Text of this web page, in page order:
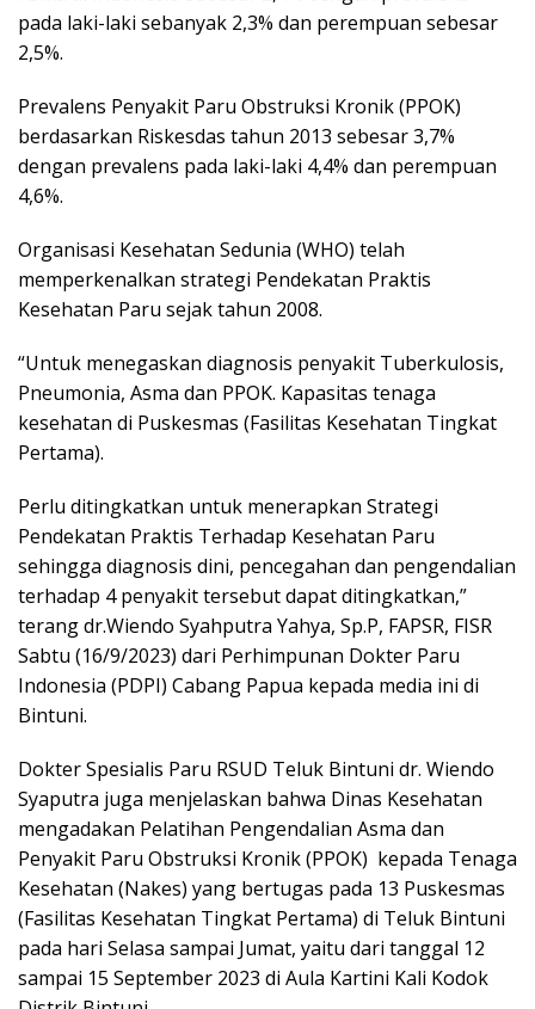
pada laki-laki sebanyak 2,3% dan perempuan sebesar
2,5%.
Prevalens Penyakit Paru Obstruksi Kronik (PPOK)
berdasarkan Riskesdas tahun 2013 sebesar 3,7%
dengan prevalens pada laki-laki 4,4% dan perempuan
4,6%.
Organisasi Kesehatan Sedunia (WHO) telah
memperkenalkan strategi Pendekatan Praktis
Kesehatan Paru sejak tahun 2008.
“Untuk menegaskan diagnosis penyakit Tuberkulosis,
Pneumonia, Asma dan PPOK. Kapasitas tenaga
kesehatan di Puskesmas (Fasilitas Kesehatan Tingkat
Pertama).
Perlu ditingkatkan untuk menerapkan Strategi
Pendekatan Praktis Terhadap Kesehatan Paru
sehingga diagnosis dini, pencegahan dan pengendalian
terhadap 4 penyakit tersebut dapat ditingkatkan,”
terang dr.Wiendo Syahputra Yahya, Sp.P, FAPSR, FISR
Sabtu (16/9/2023) dari Perhimpunan Dokter Paru
Indonesia (PDPI) Cabang Papua kepada media ini di
Bintuni.
Dokter Spesialis Paru RSUD Teluk Bintuni dr. Wiendo
Syaputra juga menjelaskan bahwa Dinas Kesehatan
mengadakan Pelatihan Pengendalian Asma dan
Penyakit Paru Obstruksi Kronik (PPOK) kepada Tenaga
Kesehatan (Nakes) yang bertugas pada 13 Puskesmas
(Fasilitas Kesehatan Tingkat Pertama) di Teluk Bintuni
pada hari Selasa sampai Jumat, yaitu dari tanggal 12
sampai 15 September 2023 di Aula Kartini Kali Kodok